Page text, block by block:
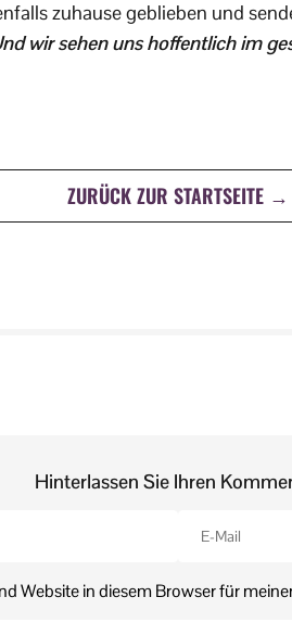
zuhause geblieben und
wir sehen uns hoffentlich im
ZURÜCK ZUR STARTSEITE →
Hinterlassen Sie Ihren
Website in diesem Browser für